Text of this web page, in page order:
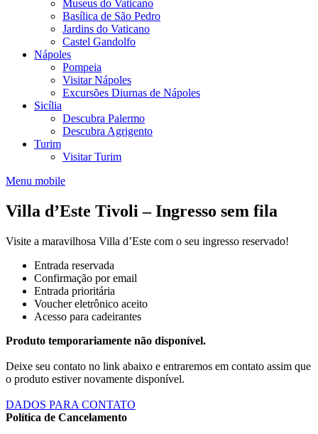
Museus do Vaticano
Basílica de São Pedro
Jardins do Vaticano
Castel Gandolfo
Nápoles
Pompeia
Visitar Nápoles
Excursões Diurnas de Nápoles
Sicília
Descubra Palermo
Descubra Agrigento
Turim
Visitar Turim
Menu mobile
Villa d’Este Tivoli – Ingresso sem fila
Visite a maravilhosa Villa d’Este com o seu ingresso reservado!
Entrada reservada
Confirmação por email
Entrada prioritária
Voucher eletrônico aceito
Acesso para cadeirantes
Produto temporariamente não disponível.
Deixe seu contato no link abaixo e entraremos em contato assim que
o produto estiver novamente disponível.
DADOS PARA CONTATO
Política de Cancelamento